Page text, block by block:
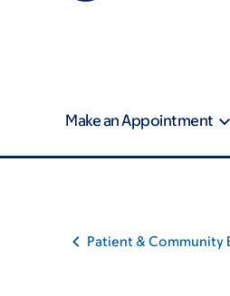
Make an Appointment
Patient & Community